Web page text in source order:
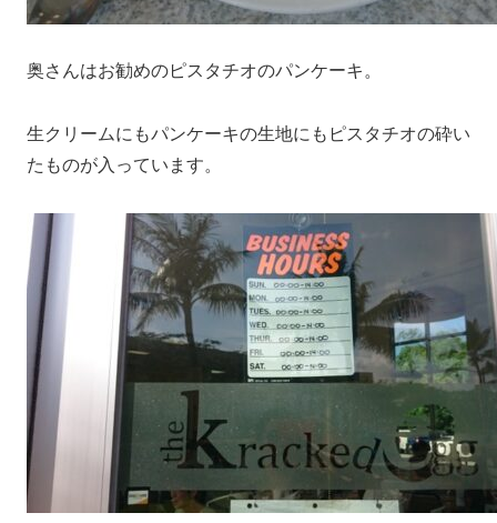
奥さんはお勧めのピスタチオのパンケーキ。
生クリームにもパンケーキの生地にもピスタチオの砕い
たものが入っています。